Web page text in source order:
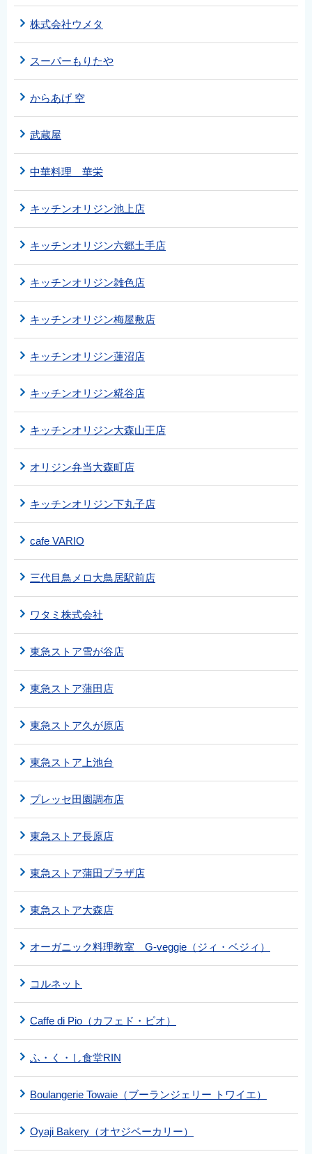
株式会社ウメタ
スーパーもりたや
からあげ 空
武蔵屋
中華料理 華栄
キッチンオリジン池上店
キッチンオリジン六郷土手店
キッチンオリジン雑色店
キッチンオリジン梅屋敷店
キッチンオリジン蓮沼店
キッチンオリジン糀谷店
キッチンオリジン大森山王店
オリジン弁当大森町店
キッチンオリジン下丸子店
cafe VARIO
三代目鳥メロ大鳥居駅前店
ワタミ株式会社
東急ストア雪が谷店
東急ストア蒲田店
東急ストア久が原店
東急ストア上池台
プレッセ田園調布店
東急ストア長原店
東急ストア蒲田プラザ店
東急ストア大森店
オーガニック料理教室 G-veggie（ジィ・ベジィ）
コルネット
Caffe di Pio（カフェド・ピオ）
ふ・く・し食堂RIN
Boulangerie Towaie（ブーランジェリー トワイエ）
Oyaji Bakery（オヤジベーカリー）